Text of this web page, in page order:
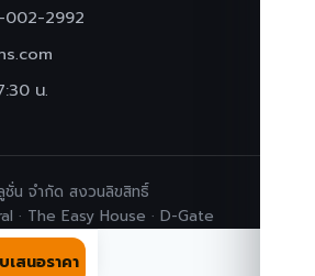
002-2992
น.
น จำกัด สงวนลิขสิทธิ์
· The Easy House · D-Gate
เสนอราคา